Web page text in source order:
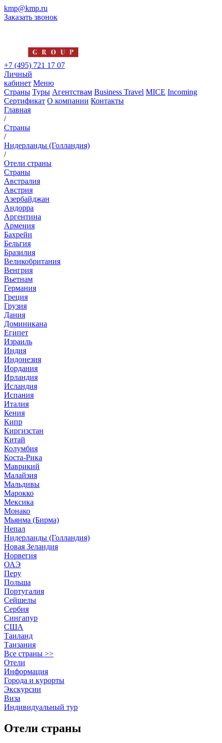
kmp@kmp.ru
Заказать звонок
+7 (495) 721 17 07
Личный
кабинет Меню
Страны Туры Агентствам Business Travel MICE Incoming
Сертификат О компании Контакты
Главная
/
Страны
/
Нидерланды (Голландия)
/
Отели страны
Страны
Австралия
Австрия
Азербайджан
Андорра
Аргентина
Армения
Бахрейн
Бельгия
Бразилия
Великобритания
Венгрия
Вьетнам
Германия
Греция
Грузия
Дания
Доминикана
Египет
Израиль
Индия
Индонезия
Иордания
Ирландия
Исландия
Испания
Италия
Кения
Кипр
Киргизстан
Китай
Колумбия
Коста-Рика
Маврикий
Малайзия
Мальдивы
Марокко
Мексика
Монако
Мьянма (Бирма)
Непал
Нидерланды (Голландия)
Новая Зеландия
Норвегия
ОАЭ
Перу
Польша
Португалия
Сейшелы
Сербия
Сингапур
США
Таиланд
Танзания
Все страны >>
Отели
Информация
Города и курорты
Экскурсии
Виза
Индивидуальный тур
Отели страны